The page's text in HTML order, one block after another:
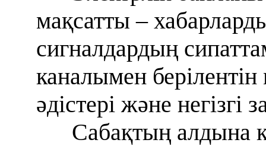
мақсатты –
сигналдардың
каналымен
әдістері және
Сабақтың алдына